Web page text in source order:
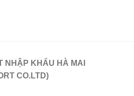
NHẬP KHẨU HÀ MAI
CO.LTD)